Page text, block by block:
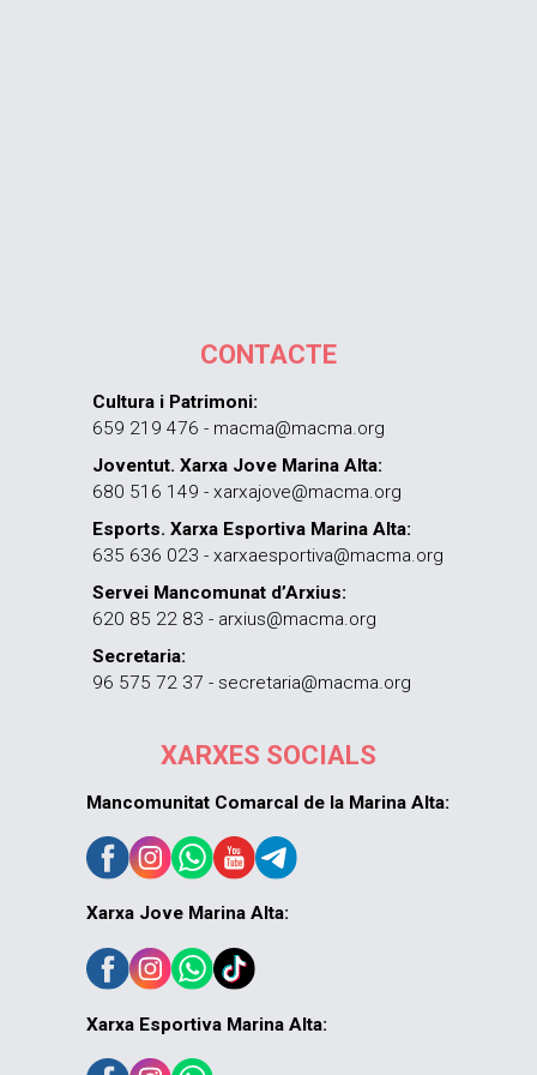
CONTACTE
Cultura i Patrimoni:
659 219 476 - macma@macma.org
Joventut. Xarxa Jove Marina Alta:
680 516 149 - xarxajove@macma.org
Esports. Xarxa Esportiva Marina Alta:
635 636 023 - xarxaesportiva@macma.org
Servei Mancomunat d’Arxius:
620 85 22 83 - arxius@macma.org
Secretaria:
96 575 72 37 - secretaria@macma.org
XARXES SOCIALS
Mancomunitat Comarcal de la Marina Alta:
Xarxa Jove Marina Alta:
Xarxa Esportiva Marina Alta: